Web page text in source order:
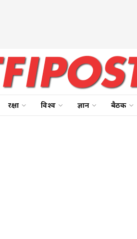
रक्षा विश्व ज्ञान बैठक